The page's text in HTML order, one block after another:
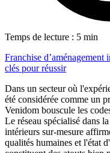
Temps de lecture : 5 min
Franchise d’aménagement
clés pour réussir
Dans un secteur où
été considérée comme un
Venidom bouscule les
Le réseau spécialisé dans
intérieurs sur-mesure
qualités humaines et l'état